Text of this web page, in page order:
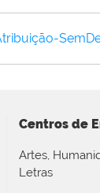
Centros de
Artes,
Letras